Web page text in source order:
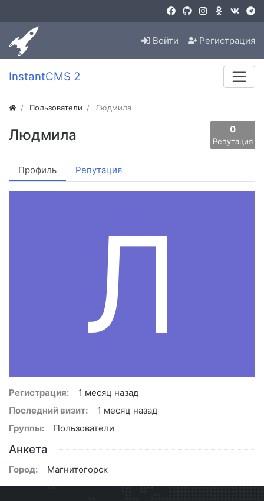
Войти Регистрация
InstantCMS 2
Пользователи Людмила
Людмила 0
Репутация
Профиль Репутация
Л
Регистрация:
1 месяц назад
Последний визит:
1 месяц назад
Группы:
Пользователи
Анкета
Город: Магнитогорск